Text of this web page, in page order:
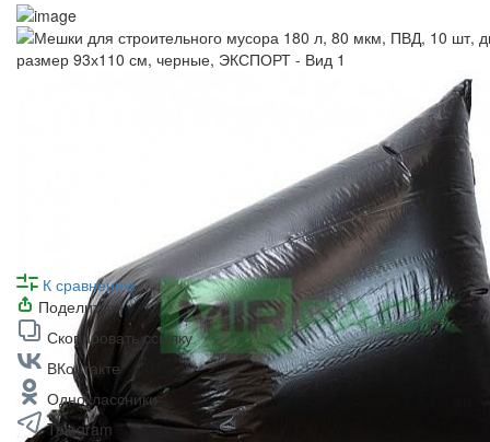
К сравнению
Поделиться
Скопировать ссылку
ВКонтакте
Одноклассники
Telegram